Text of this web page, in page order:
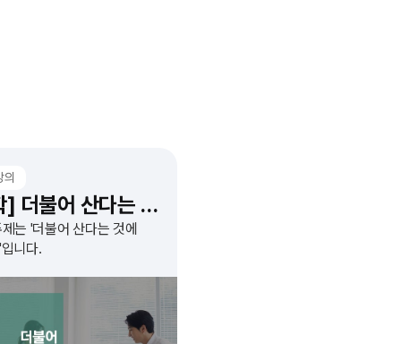
의
[철학] 더불어 산다는 것에 대하여
는 '더불어 산다는 것에
니다.